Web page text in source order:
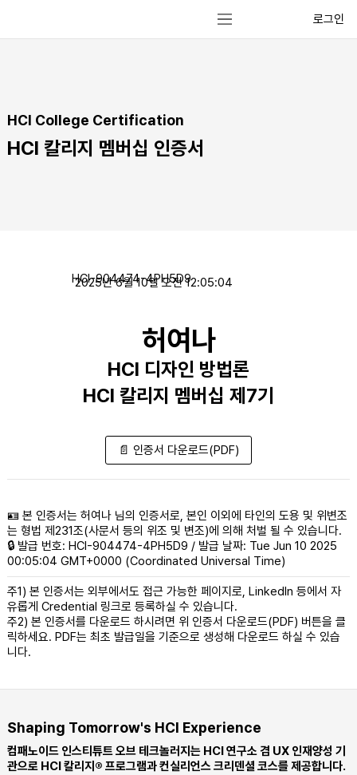
로그인
HCI College Certification
HCI 칼리지 멤버십 인증서
허여나
HCI 디자인 방법론
HCI 칼리지 멤버십 제7기
HCI-904474-4PH5D9
2025년 6월 10일 오전 12:05:04
📄 인증서 다운로드(PDF)
🪪 본 인증서는 허여나 님의 인증서로, 본인 이외에 타인의 도용 및 위변조
는 형법 제231조(사문서 등의 위조 및 변조)에 의해 처벌 될 수 있습니다.
🔒 발급 번호: HCI-904474-4PH5D9 / 발급 날짜: Tue Jun 10 2025
00:05:04 GMT+0000 (Coordinated Universal Time)
주1) 본 인증서는 외부에서도 접근 가능한 페이지로, LinkedIn 등에서 자
유롭게 Credential 링크로 등록하실 수 있습니다.
주2) 본 인증서를 다운로드 하시려면 위 인증서 다운로드(PDF) 버튼을 클
릭하세요. PDF는 최초 발급일을 기준으로 생성해 다운로드 하실 수 있습
니다.
Shaping Tomorrow's HCI Experience
컴패노이드 인스티튜트 오브 테크놀러지는 HCI 연구소 겸 UX 인재양성 기
관으로 HCI 칼리지® 프로그램과 컨실리언스 크리덴셜 코스를 제공합니다.